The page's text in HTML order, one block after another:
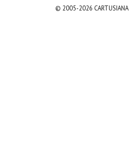
© 2005-2026 CARTUSIANA